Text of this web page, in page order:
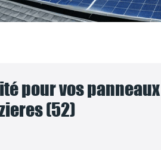
pour vos panneaux
(52)